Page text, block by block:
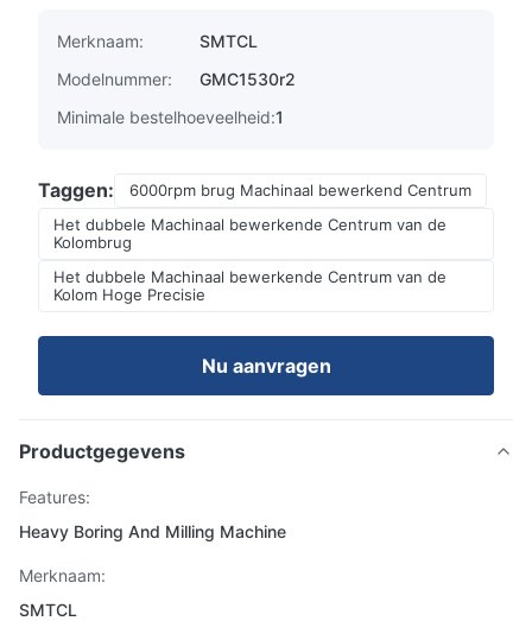
Merknaam:
SMTCL
Modelnummer:
GMC1530r2
Minimale bestelhoeveelheid:1
Taggen:
6000rpm brug Machinaal bewerkend Centrum
Het dubbele Machinaal bewerkende Centrum van de
Kolombrug
Het dubbele Machinaal bewerkende Centrum van de
Kolom Hoge Precisie
Nu aanvragen
Productgegevens
Features:
Heavy Boring And Milling Machine
Merknaam:
SMTCL